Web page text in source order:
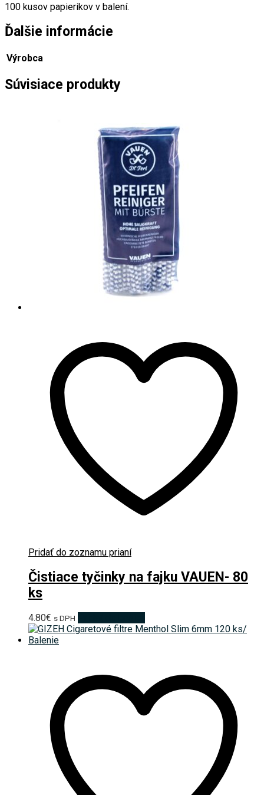
100 kusov papierikov v balení.
Ďalšie informácie
Výrobca
Súvisiace produkty
Pridať do zoznamu prianí
Čistiace tyčinky na fajku VAUEN- 80
ks
4.80€ s DPH